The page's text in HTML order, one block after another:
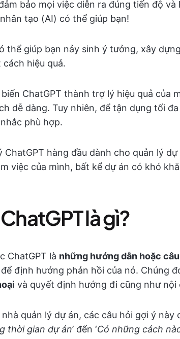
bảo mọi việc diễn ra đúng tiến độ
tạo (AI) có thể giúp bạn!
thể giúp bạn nảy sinh ý tưởng, xây
hiệu quả.
ChatGPT thành trợ lý hiệu quả của
dễ dàng. Tuy nhiên, để tận dụng tối
phù hợp.
ChatGPT hàng đầu dành cho quản lý
việc của mình, bất kể dự án có khó
là gì?
ChatGPT là những hướng dẫn hoặc
để định hướng phản hồi của nó. Chúng
và quyết định hướng đi cũng như nội
quản lý dự án, các câu hỏi gợi ý này
thời gian dự án’ đến ‘Có những cách